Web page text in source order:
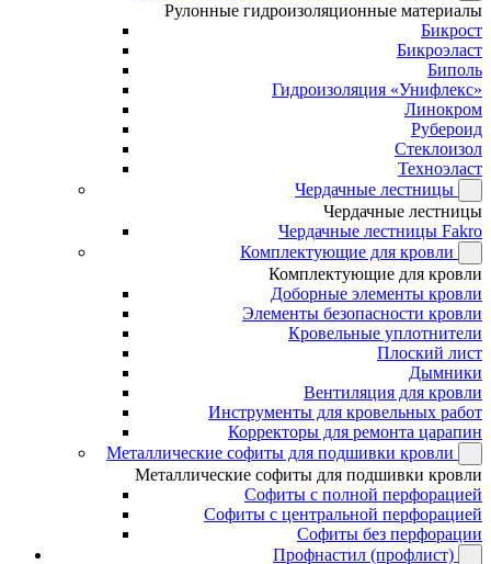
Рулонные гидроизоляционные материалы
Бикрост
Бикроэласт
Биполь
Гидроизоляция «Унифлекс»
Линокром
Рубероид
Стеклоизол
Техноэласт
Чердачные лестницы
Чердачные лестницы
Чердачные лестницы Fakro
Комплектующие для кровли
Комплектующие для кровли
Доборные элементы кровли
Элементы безопасности кровли
Кровельные уплотнители
Плоский лист
Дымники
Вентиляция для кровли
Инструменты для кровельных работ
Корректоры для ремонта царапин
Металлические софиты для подшивки кровли
Металлические софиты для подшивки кровли
Софиты с полной перфорацией
Софиты с центральной перфорацией
Софиты без перфорации
Профнастил (профлист)